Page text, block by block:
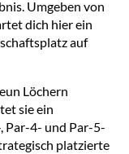
Umgeben von
dich hier ein
auf
Löchern
sie ein
Par-4- und Par-5-
platzierte